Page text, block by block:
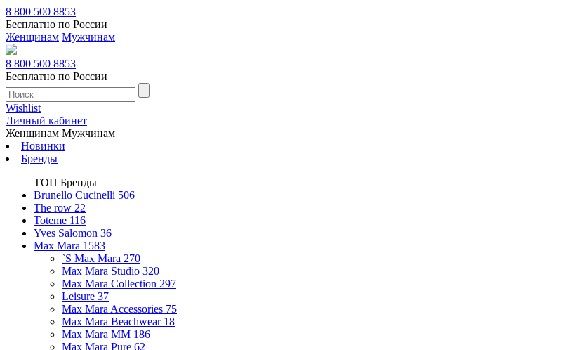
8 800 500 8853
Бесплатно по России
Женщинам Мужчинам
8 800 500 8853
Бесплатно по России
Wishlist
Личный кабинет
Женщинам Мужчинам
Новинки
Бренды
ТОП Бренды
Brunello Cucinelli 506
The row 22
Toteme 116
Yves Salomon 36
Max Mara 1583
`S Max Mara 270
Max Mara Studio 320
Max Mara Collection 297
Leisure 37
Max Mara Accessories 75
Max Mara Beachwear 18
Max Mara MM 186
Max Mara Pure 62